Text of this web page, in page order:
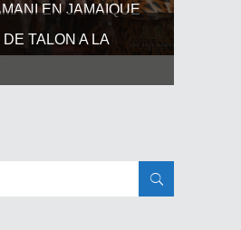
EN JAMAIQUE
TALON A LA